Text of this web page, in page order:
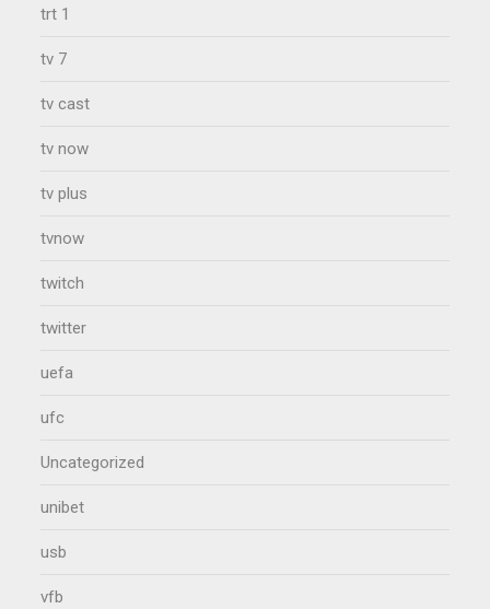
trt 1
tv 7
tv cast
tv now
tv plus
tvnow
twitch
twitter
uefa
ufc
Uncategorized
unibet
usb
vfb